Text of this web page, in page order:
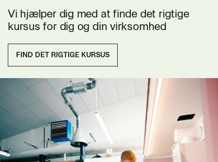
Vi hjælper dig med at finde det rigtige
kursus for dig og din virksomhed
FIND DET RIGTIGE KURSUS